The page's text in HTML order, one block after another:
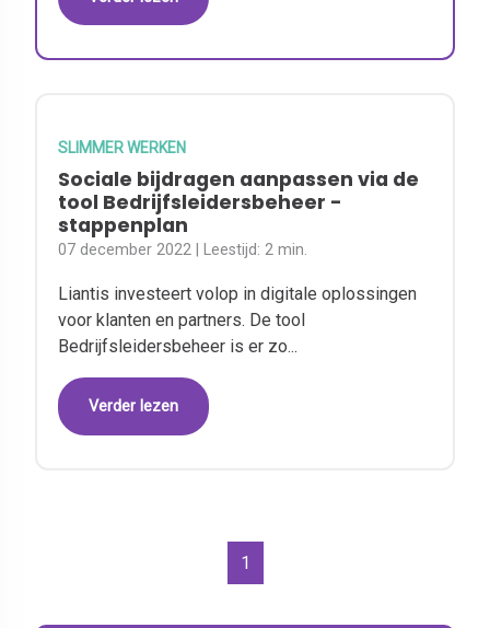
SLIMMER WERKEN
Sociale bijdragen aanpassen via de
tool Bedrijfsleidersbeheer -
stappenplan
07 december 2022 | Leestijd:2 min.
Liantis investeert volop in digitale oplossingen
voor klanten en partners. De tool
Bedrijfsleidersbeheer is er zo...
Verder lezen
1